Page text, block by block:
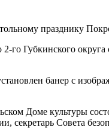
празднику
го Губкинского
банер с
Доме культуры
Совета